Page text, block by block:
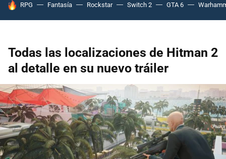
HOY SE HABLA DE
RPG Fantasía Rockstar Switch 2 GTA 6
Todas las localizaciones de Hitman 2
al detalle en su nuevo tráiler